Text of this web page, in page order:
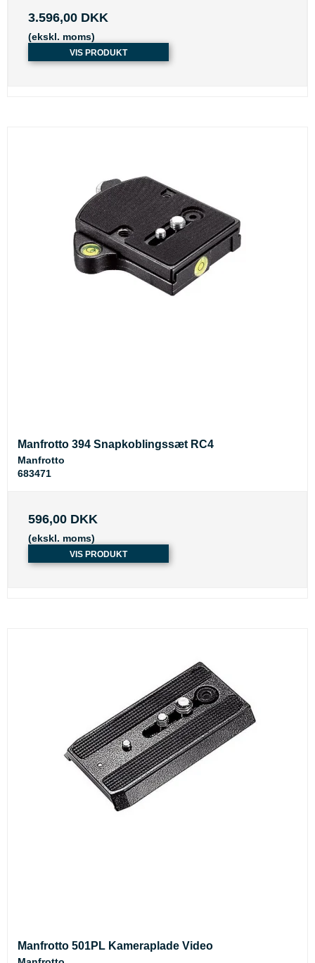
3.596,00 DKK
(ekskl. moms)
VIS PRODUKT
Manfrotto 394 Snapkoblingssæt RC4
Manfrotto
683471
596,00 DKK
(ekskl. moms)
VIS PRODUKT
Manfrotto 501PL Kameraplade Video